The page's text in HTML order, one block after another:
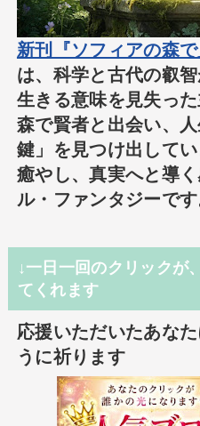
新刊『ソフィアの森で
は、科学と古代の叡
生きる意味を見失っ
森で賢者と出会い、
鍵」を見つけ出して
癒やし、真実へと導
ル・ファンタジーです
↓一日一回のクリックが
てくれます
応援いただいたあな
うに祈ります